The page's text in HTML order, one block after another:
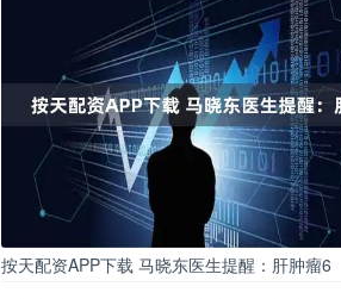
按天配资APP下载 马晓东医生提醒：肝肿瘤6